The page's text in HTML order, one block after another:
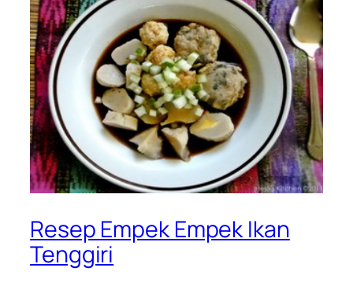
Resep Empek Empek Ikan
Tenggiri